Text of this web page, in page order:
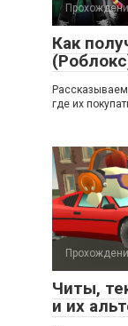
Как
где их
Читы,
и их